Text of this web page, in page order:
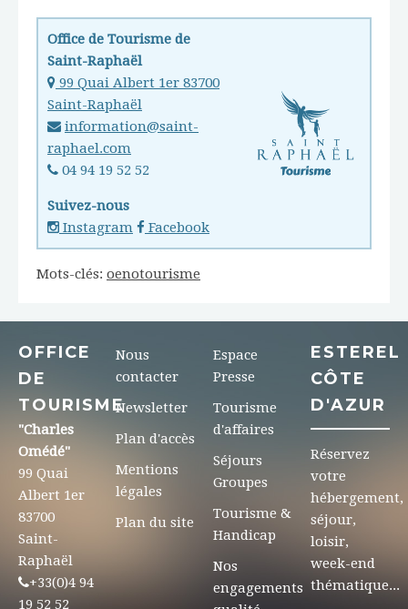
Office de Tourisme de
Saint-Raphaël
99 Quai Albert 1er 83700
Saint-Raphaël
information@saint-
raphael.com
04 94 19 52 52
Suivez-nous
Instagram
Facebook
Mots-clés: oenotourisme
OFFICE
DE
TOURISME
"Charles
Omédé"
99 Quai
Albert 1er
83700
Saint-
Raphaël
+33(0)4 94
19 52 52
Nous
contacter
Newsletter
Plan d'accès
Mentions
légales
Plan du site
Espace
Presse
Tourisme
d'affaires
Séjours
Groupes
Tourisme &
Handicap
Nos
engagements
ESTEREL
CÔTE
D'AZUR
Réservez
votre
hébergement,
séjour,
loisir,
week-end
thématique...